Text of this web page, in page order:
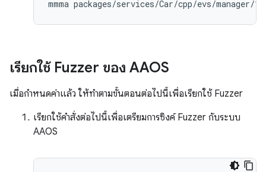
mmma packages/services/Car/cpp/evs/manager/
เรียกใช้ Fuzzer ของ AAOS
เมื่อกำหนดค่าแล้ว ให้ทำตามขั้นตอนต่อไปนี้เพื่อเรียกใช้ Fuzzer
เรียกใช้คำสั่งต่อไปนี้เพื่อเตรียมการซิงค์ Fuzzer กับระบบ
AAOS